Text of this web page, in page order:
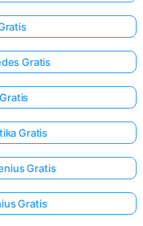
Gratis
Gratis
Gratis
Gratis